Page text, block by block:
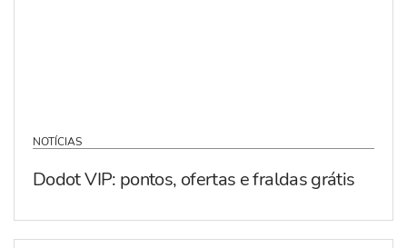
NOTÍCIAS
Dodot VIP: pontos, ofertas e fraldas grátis